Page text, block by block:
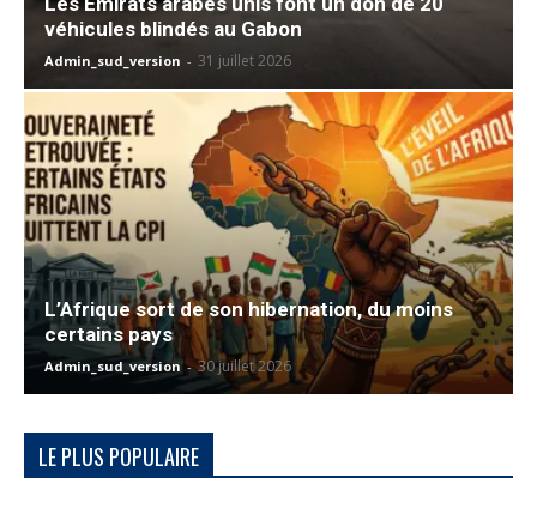
véhicules blindés au Gabon
Admin_sud_version - 31 juillet 2026
L’Afrique sort de son hibernation, du moins
certains pays
Admin_sud_version - 30 juillet 2026
LE PLUS POPULAIRE